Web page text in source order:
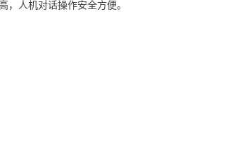
，人机对话操作安全方便。